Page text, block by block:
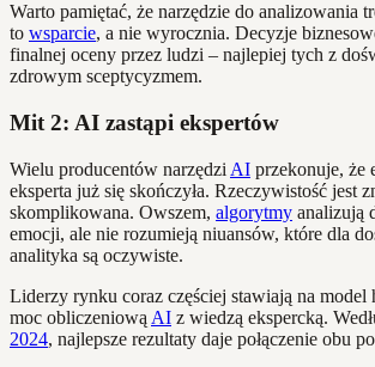
Warto pamiętać, że narzędzie do analizowania
to wsparcie, a nie wyrocznia. Decyzje
finalnej oceny przez ludzi – najlepiej tych z
zdrowym sceptycyzmem.
Mit 2: AI zastąpi ekspertów
Wielu producentów narzędzi AI przekonuje, że
eksperta już się skończyła. Rzeczywistość jest
skomplikowana. Owszem, algorytmy analizują
emocji, ale nie rozumieją niuansów, które dla
analityka są oczywiste.
Liderzy rynku coraz częściej stawiają na model
moc obliczeniową AI z wiedzą ekspercką.
2024, najlepsze rezultaty daje połączenie obu